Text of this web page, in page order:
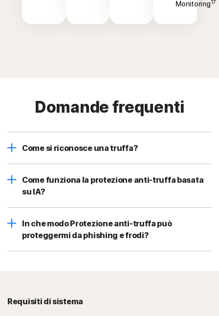
Monitoring17
Domande frequenti
Come si riconosce una truffa?
Come funziona la protezione anti-truffa basata
su IA?
In che modo Protezione anti-truffa può
proteggermi da phishing e frodi?
Requisiti di sistema